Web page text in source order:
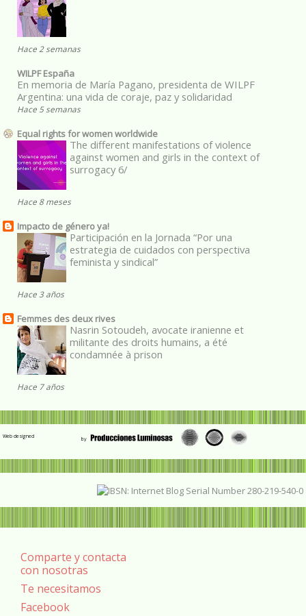
Hace 2 semanas
WILPF España
En memoria de María Pagano, presidenta de WILPF
Argentina: una vida de coraje, paz y solidaridad
Hace 5 semanas
Equal rights for women worldwide
The different manifestations of violence
against women and girls in the context of
surrogacy 6/
Hace 8 meses
Impacto de género ya!
Participación en la Jornada “Por una
estrategia de cuidados con perspectiva
feminista y sindical”
Hace 3 años
Femmes des deux rives
Nasrin Sotoudeh, avocate iranienne et
militante des droits humains, a été
condamnée à prison
Hace 7 años
Web designed
Comparte y contacta
con nosotras
Te necesitamos
Facebook